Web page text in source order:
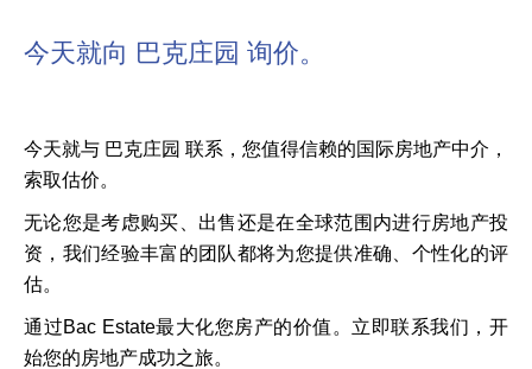
今天就向 巴克庄园 询价。
今天就与 巴克庄园 联系，您值得信赖的国际房地产中介，
索取估价。
无论您是考虑购买、出售还是在全球范围内进行房地产投
资，我们经验丰富的团队都将为您提供准确、个性化的评
估。
通过Bac Estate最大化您房产的价值。立即联系我们，开
始您的房地产成功之旅。